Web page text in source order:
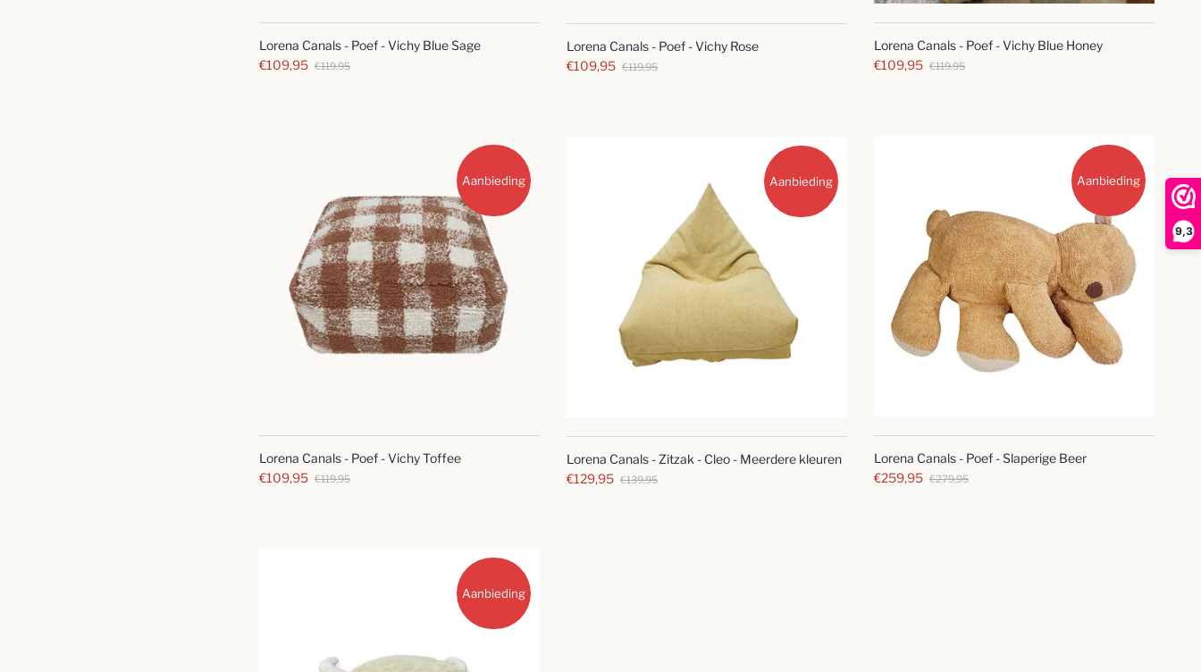
9,3
Lorena Canals - Poef - Vichy Blue Sage
€109,95 €119,95
BLIK
Lorena Canals - Poef - Vichy Blue Honey
€109,95 €119,95
Lorena Canals - Poef - Vichy Rose
€109,95 €119,95
Aanbieding
Lorena Canals - Poef - Vichy Toffee
€109,95 €119,95
Aanbieding
Lorena Canals - Poef - Slaperige Beer
€259,95 €279,95
Aanbieding
Lorena Canals - Zitzak - Cleo - Meerdere kleuren
€129,95 €139,95
Aanbieding